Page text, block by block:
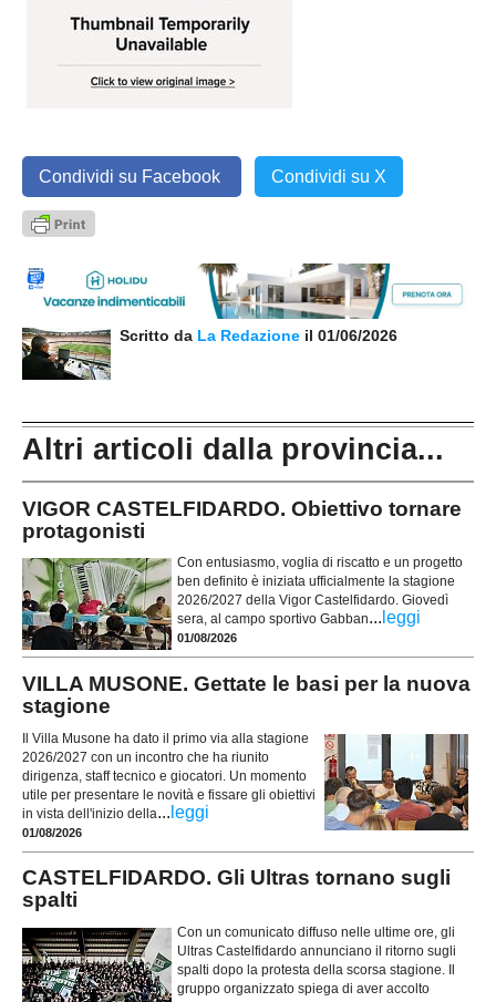
Condividi su Facebook Condividi su X
Scritto da La Redazione il 01/06/2026
Altri articoli dalla provincia...
VIGOR CASTELFIDARDO. Obiettivo tornare
protagonisti
Con entusiasmo, voglia di riscatto e un progetto
ben definito è iniziata ufficialmente la stagione
2026/2027 della Vigor Castelfidardo. Giovedì
sera, al campo sportivo Gabban... leggi
01/08/2026
VILLA MUSONE. Gettate le basi per la nuova
stagione
Il Villa Musone ha dato il primo via alla stagione
2026/2027 con un incontro che ha riunito
dirigenza, staff tecnico e giocatori. Un momento
utile per presentare le novità e fissare gli obiettivi
in vista dell'inizio della... leggi
01/08/2026
CASTELFIDARDO. Gli Ultras tornano sugli
spalti
Con un comunicato diffuso nelle ultime ore, gli
Ultras Castelfidardo annunciano il ritorno sugli
spalti dopo la protesta della scorsa stagione. Il
gruppo organizzato spiega di aver accolto